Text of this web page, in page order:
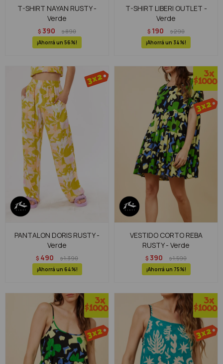
T-SHIRT NAYAN RUSTY -
Verde
$ 390 $890
56
T-SHIRT LIBERI OUTLET -
Verde
$ 190 $290
34
PANTALON DORIS RUSTY -
Verde
$ 490 $1.390
64
VESTIDO CORTO REBA
RUSTY - Verde
$ 390 $1.590
75